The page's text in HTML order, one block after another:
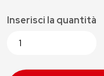
Inserisci la quantità